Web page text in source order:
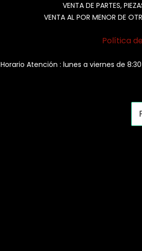
VENTA DE PARTES,
VENTA AL POR MENOR DE
Política
Horario Atención : lunes a viernes de